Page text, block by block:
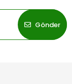
Gönder